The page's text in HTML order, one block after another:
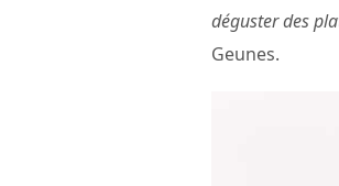
déguster des
Geunes.